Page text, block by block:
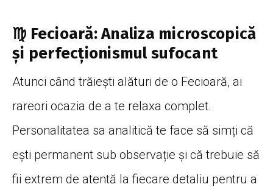
♍ Fecioară: Analiza microscopică
și perfecționismul sufocant
Atunci când trăiești alături de o Fecioară, ai
rareori ocazia de a te relaxa complet.
Personalitatea sa analitică te face să simți că
ești permanent sub observație și că trebuie să
fii extrem de atentă la fiecare detaliu pentru a